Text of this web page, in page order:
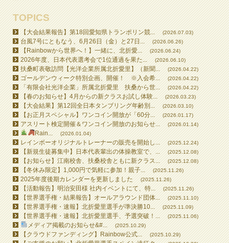
TOPICS
【大会結果報告】第18回愛知県トランポリン競... (2026.07.03)
台風7号にともなう、6月26日（金）と27日... (2026.06.26)
【Rainbowから世界へ！】一緒に、北折愛... (2026.06.24)
2026年度、日本代表選考会で1位通過を果た... (2026.06.10)
扶桑町表敬訪問【光洋企業所属北折愛里】（新聞... (2026.04.22)
ゴールデンウィーク特別企画、開催！ ※入会希... (2026.04.22)
「有限会社光洋企業」所属北折愛里 扶桑から世... (2026.04.22)
【春のお知らせ】4月からの新クラスお試し体験... (2026.03.23)
【大会結果】第12回全日本タンブリング年齢別... (2026.03.10)
【お正月スペシャル】ワンコイン開放が「60分... (2026.01.17)
アスリート検定開催＆ワンコイン開放のお知らせ... (2026.01.14)
Rain... (2026.01.04)
レインボーオリジナルトレーナーの販売を開始し... (2025.12.24)
【新規生徒募集中】日本代表輩出の体操教室で、... (2025.12.08)
【お知らせ】江南校舎、扶桑校舎ともに新クラス... (2025.12.08)
【冬休み限定】1,000円で気軽に参加！親子... (2025.11.26)
2025年度後期カレンダーを更新しました (2025.11.26)
【活動報告】明治安田様 社内イベントにて、特... (2025.11.26)
【世界選手権・結果報告】オールアラウンド団体... (2025.11.10)
【世界選手権・速報】北折愛里選手が準決勝10... (2025.11.09)
【世界選手権・速報】北折愛里選手、予選突破！... (2025.11.06)
メディア掲載のお知らせ&#... (2025.10.29)
【クラウドファンディング】Rainbow公式... (2025.10.29)